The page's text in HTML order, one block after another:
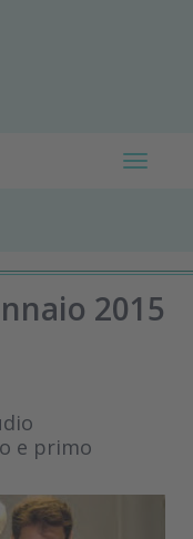
Toggle
2015
e primo